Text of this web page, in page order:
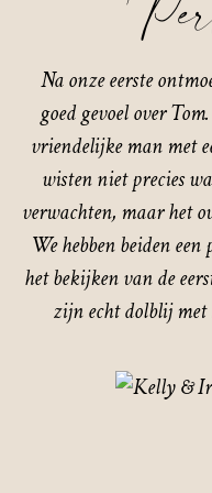
Na onze eerste
goed gevoel over
vriendelijke man met
wisten niet precies
verwachten, maar het
We hebben beiden
het bekijken van de
zijn echt dolblij